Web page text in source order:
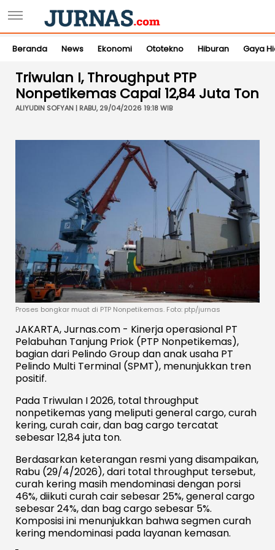
Beranda News Ekonomi Ototekno Hiburan Gaya
Triwulan I, Throughput PTP
Nonpetikemas Capai 12,84 Juta Ton
ALIYUDIN SOFYAN | RABU, 29/04/2026 19:18 WIB
Proses bongkar muat di PTP Nonpetikemas. Foto: ptp/jurnas
JAKARTA, Jurnas.com - Kinerja operasional PT
Pelabuhan Tanjung Priok (PTP Nonpetikemas),
bagian dari Pelindo Group dan anak usaha PT
Pelindo Multi Terminal (SPMT), menunjukkan tren
positif.
Pada Triwulan I 2026, total throughput
nonpetikemas yang meliputi general cargo, curah
kering, curah cair, dan bag cargo tercatat
sebesar 12,84 juta ton.
Berdasarkan keterangan resmi yang disampaikan,
Rabu (29/4/2026), dari total throughput tersebut,
curah kering masih mendominasi dengan porsi
46%, diikuti curah cair sebesar 25%, general cargo
sebesar 24%, dan bag cargo sebesar 5%.
Komposisi ini menunjukkan bahwa segmen curah
kering mendominasi pada layanan kemasan.